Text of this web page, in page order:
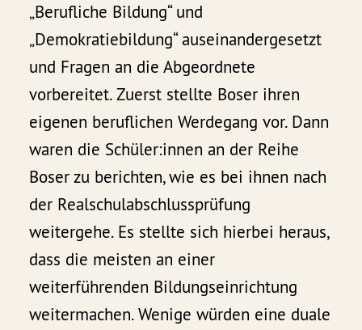
„Berufliche Bildung“ und
„Demokratiebildung“ auseinandergesetzt
und Fragen an die Abgeordnete
vorbereitet. Zuerst stellte Boser ihren
eigenen beruflichen Werdegang vor. Dann
waren die Schüler:innen an der Reihe
Boser zu berichten, wie es bei ihnen nach
der Realschulabschlussprüfung
weitergehe. Es stellte sich hierbei heraus,
dass die meisten an einer
weiterführenden Bildungseinrichtung
weitermachen. Wenige würden eine duale